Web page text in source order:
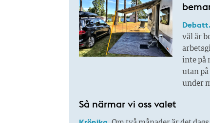
väl är
inte på
utan
under
Så närmar vi oss valet